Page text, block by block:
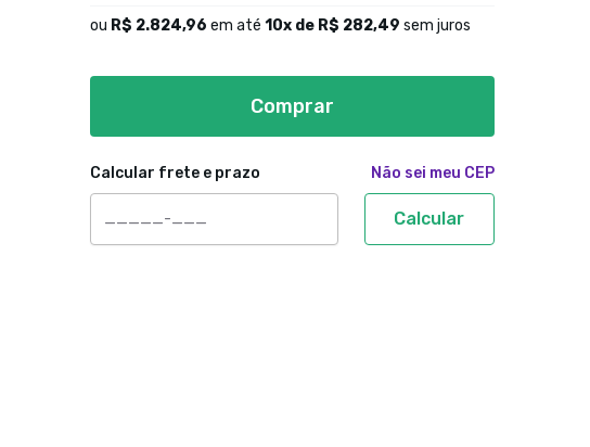
ou R$ 2.824,96 em até 10x de R$ 282,49 sem juros
Comprar
Calcular frete e prazo Não sei meu CEP
Calcular